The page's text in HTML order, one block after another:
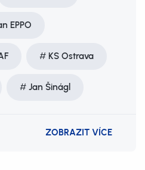
EPPO
KS Ostrava
Jan Šinágl
ZOBRAZIT VÍCE